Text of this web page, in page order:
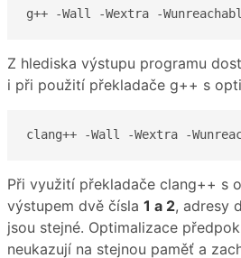
g++ -Wall -Wextra -
Z hlediska výstupu programu
i při použití překladače g++ s
clang++ -Wall -Wextra -
Při využití překladače clang++ s
výstupem dvě čísla 1 a 2, adresy
jsou stejné. Optimalizace
neukazují na stejnou paměť a